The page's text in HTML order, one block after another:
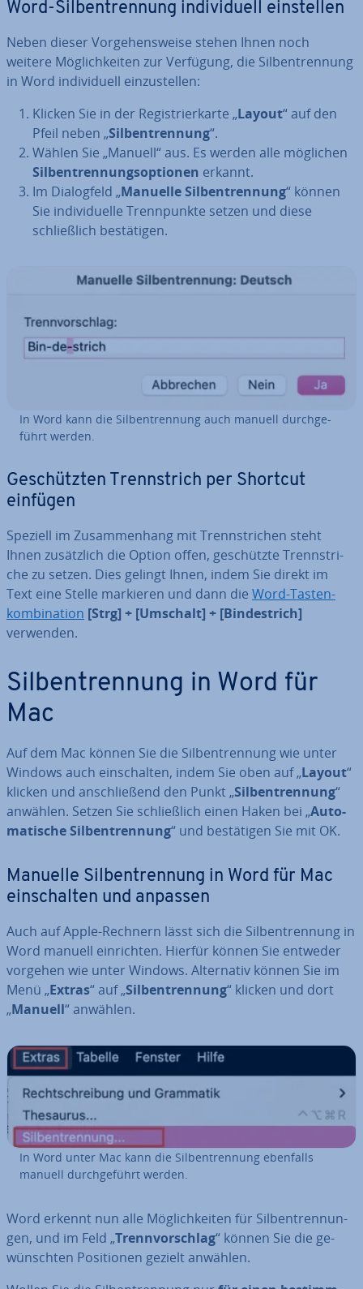
Word-Sil­ben­tren­nung in­di­vi­du­ell ein­stel­len
Neben dieser Vor­ge­hens­wei­se stehen Ihnen noch
weitere Mög­lich­kei­ten zur Verfügung, die Sil­ben­tren­nung
in Word in­di­vi­du­ell ein­zu­stel­len:
Klicken Sie in der Re­gis­trier­kar­te „Layout“ auf den
Pfeil neben „Sil­ben­tren­nung“.
Wählen Sie „Manuell“ aus. Es werden alle möglichen
Sil­ben­tren­nungs­op­tio­nen erkannt.
Im Dia­log­feld „Manuelle Sil­ben­tren­nung“ können
Sie in­di­vi­du­el­le Trenn­punk­te setzen und diese
schließ­lich be­stä­ti­gen.
In Word kann die Sil­ben­tren­nung auch manuell durch­ge­
führt werden.
Ge­schütz­ten Trenn­strich per Shortcut
einfügen
Speziell im Zu­sam­men­hang mit Trenn­stri­chen steht
Ihnen zu­sätz­lich die Option offen, ge­schütz­te Trenn­stri­
che zu setzen. Dies gelingt Ihnen, indem Sie direkt im
Text eine Stelle markieren und dann die Word-Tas­ten­
kom­bi­na­ti­on [Strg] + [Umschalt] + [Bin­de­strich]
verwenden.
Sil­ben­tren­nung in Word für
Mac
Auf dem Mac können Sie die Sil­ben­tren­nung wie unter
Windows auch ein­schal­ten, indem Sie oben auf „Layout“
klicken und an­schlie­ßend den Punkt „Sil­ben­tren­nung“
anwählen. Setzen Sie schließ­lich einen Haken bei „Au­to­
ma­ti­sche Sil­ben­tren­nung“ und be­stä­ti­gen Sie mit OK.
Manuelle Sil­ben­tren­nung in Word für Mac
ein­schal­ten und anpassen
Auch auf Apple-Rechnern lässt sich die Sil­ben­tren­nung in
Word manuell ein­rich­ten. Hierfür können Sie entweder
vorgehen wie unter Windows. Al­ter­na­tiv können Sie im
Menü „Extras“ auf „Sil­ben­tren­nung“ klicken und dort
„Manuell“ anwählen.
In Word unter Mac kann die Sil­ben­tren­nung ebenfalls
manuell durch­ge­führt werden.
Word erkennt nun alle Mög­lich­kei­ten für Sil­ben­tren­nun­
gen, und im Feld „Trenn­vor­schlag“ können Sie die ge­
wünsch­ten Po­si­tio­nen gezielt anwählen.